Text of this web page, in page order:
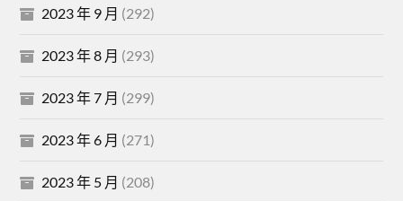
2023 年 9 月 (292)
2023 年 8 月 (293)
2023 年 7 月 (299)
2023 年 6 月 (271)
2023 年 5 月 (208)